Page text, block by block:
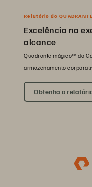
Relatório do
Excelência na
alcance
Quadrante mágico™ do
armazenamento
Obtenha o